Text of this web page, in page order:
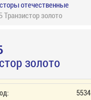
отечественные
Транзистор золото
золото
5534